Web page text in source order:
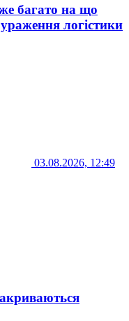
багато на що
логістики
03.08.2026, 12:49